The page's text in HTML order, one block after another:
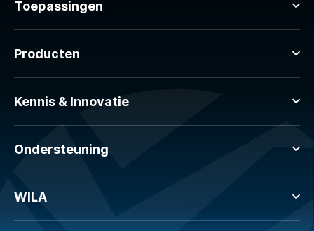
Toepassingen
Producten
Kennis & Innovatie
Ondersteuning
WILA